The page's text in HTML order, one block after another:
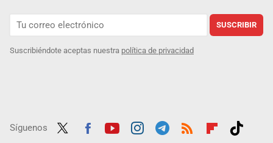
SUSCRIBIR
Suscribiéndote aceptas nuestra política de privacidad
Síguenos